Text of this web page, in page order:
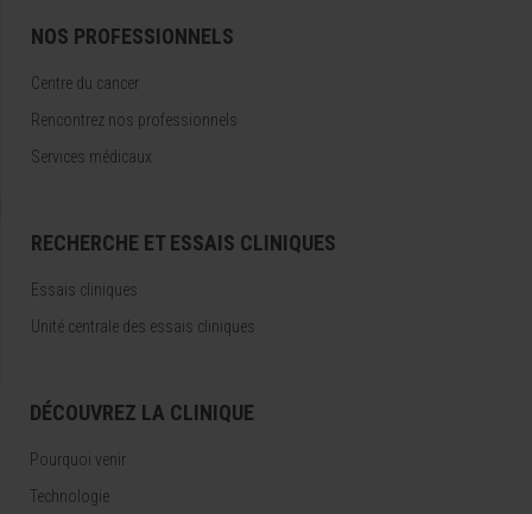
NOS PROFESSIONNELS
Centre du cancer
Rencontrez nos professionnels
Services médicaux
RECHERCHE ET ESSAIS CLINIQUES
Essais cliniques
Unité centrale des essais cliniques
DÉCOUVREZ LA CLINIQUE
Pourquoi venir
Technologie